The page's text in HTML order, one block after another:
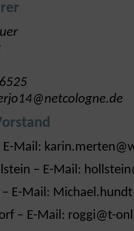
Mail:
– E-Mail:
E-Mail:
– E-Mail: roggi@t-